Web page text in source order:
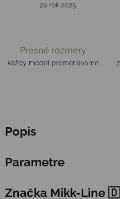
za rok 2025
Presné rozmery
každý model premeriavame
Popis
Parametre
Značka Mikk-Line